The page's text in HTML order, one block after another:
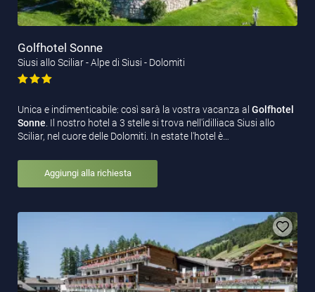
Golfhotel Sonne
Siusi allo Sciliar - Alpe di Siusi - Dolomiti
Unica e indimenticabile: così sarà la vostra vacanza al Golfhotel
Sonne . Il nostro hotel a 3 stelle si trova nell'idilliaca Siusi allo
Sciliar, nel cuore delle Dolomiti. In estate l'hotel è…
Aggiungi alla richiesta